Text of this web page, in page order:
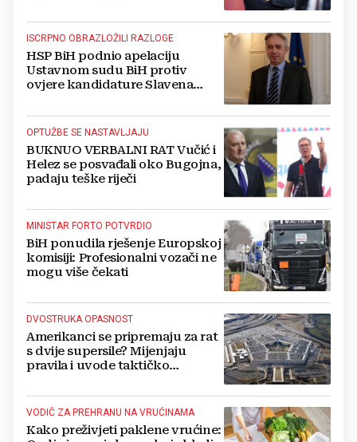
ISCRPNO OBRAZLOŽILI RAZLOGE
HSP BiH podnio apelaciju
Ustavnom sudu BiH protiv
ovjere kandidature Slavena
OPTUŽBE SE NASTAVLJAJU
BUKNUO VERBALNI RAT Vučić i
Helez se posvađali oko Bugojna,
padaju teške riječi
MINISTAR FORTO POTVRDIO
BiH ponudila rješenje Europskoj
komisiji: Profesionalni vozači ne
mogu više čekati
DVOSTRUKA OPASNOST
Amerikanci se pripremaju za rat
s dvije supersile? Mijenjaju
pravila i uvode taktičko
VODIČ ZA PREHRANU NA VRUĆINAMA
Kako preživjeti paklene vrućine: